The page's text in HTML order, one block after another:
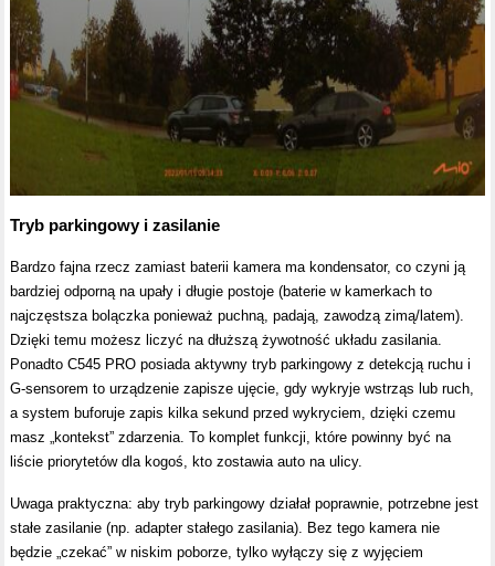
Tryb parkingowy i zasilanie
Bardzo fajna rzecz zamiast baterii kamera ma kondensator, co czyni ją
bardziej odporną na upały i długie postoje (baterie w kamerkach to
najczęstsza bolączka ponieważ puchną, padają, zawodzą zimą/latem).
Dzięki temu możesz liczyć na dłuższą żywotność układu zasilania.
Ponadto C545 PRO posiada aktywny tryb parkingowy z detekcją ruchu i
G-sensorem to urządzenie zapisze ujęcie, gdy wykryje wstrząs lub ruch,
a system buforuje zapis kilka sekund przed wykryciem, dzięki czemu
masz „kontekst” zdarzenia. To komplet funkcji, które powinny być na
liście priorytetów dla kogoś, kto zostawia auto na ulicy.
Uwaga praktyczna: aby tryb parkingowy działał poprawnie, potrzebne jest
stałe zasilanie (np. adapter stałego zasilania). Bez tego kamera nie
będzie „czekać” w niskim poborze, tylko wyłączy się z wyjęciem